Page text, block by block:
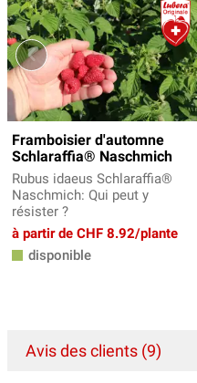
Framboisier d'automne
Schlaraffia® Naschmich
Rubus idaeus Schlaraffia®
Naschmich: Qui peut y
résister ?
à partir de CHF 8.92/plante
disponible
Avis des clients (9)